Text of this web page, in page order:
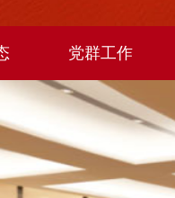
党群工作